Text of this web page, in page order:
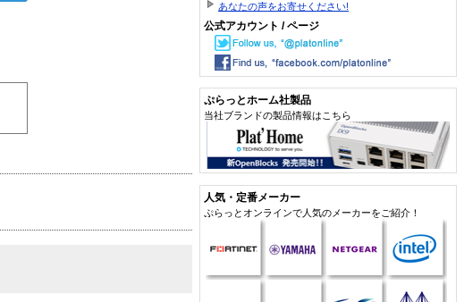
あなたの声をお寄せください!
公式アカウント / ページ
ぷらっとホーム社製品
当社ブランドの製品情報はこちら
人気・定番メーカー
ぷらっとオンラインで人気のメーカーをご紹介！